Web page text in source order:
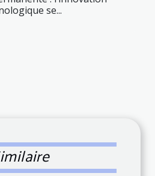
se...